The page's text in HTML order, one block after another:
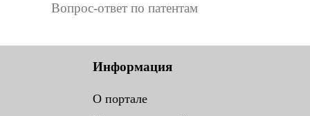
Вопрос-ответ по патентам
Информация
О портале